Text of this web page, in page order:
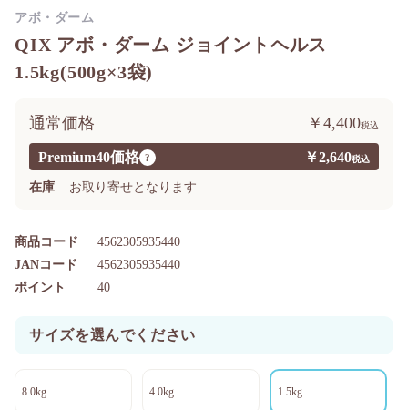
QIX アボ・ダーム ジョイントヘルス
1.5kg(500g×3袋)
Premium40価格 ? ￥2,640
通常価格 ￥4,400
在庫 お取り寄せとなります
商品コード 4562305935440
ポイント 40
JANコード 4562305935440
サイズを選んでください
8.0kg 4.0kg 1.5kg
アボ・ダーム